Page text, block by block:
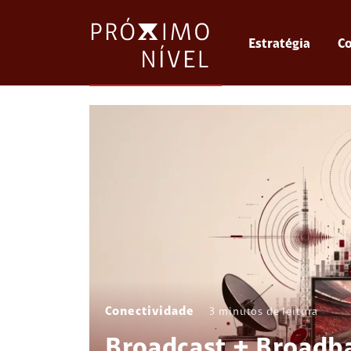
Estratégia
Conectividade 3 minutos de leitura